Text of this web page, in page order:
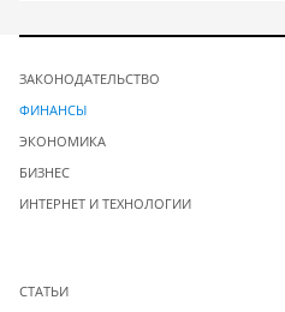
ЗАКОНОДАТЕЛЬСТВО
ФИНАНСЫ
ЭКОНОМИКА
БИЗНЕС
ИНТЕРНЕТ И ТЕХНОЛОГИИ
СТАТЬИ